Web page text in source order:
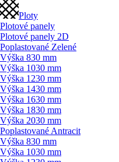
Ploty
Plotové panely
Plotové panely 2D
Poplastované Zelené
Výška 830 mm
Výška 1030 mm
Výška 1230 mm
Výška 1430 mm
Výška 1630 mm
Výška 1830 mm
Výška 2030 mm
Poplastované Antracit
Výška 830 mm
Výška 1030 mm